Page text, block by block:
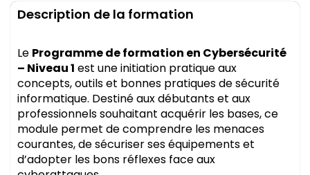
Description de la formation
Le Programme de formation en Cybersécurité
– Niveau 1 est une initiation pratique aux
concepts, outils et bonnes pratiques de sécurité
informatique. Destiné aux débutants et aux
professionnels souhaitant acquérir les bases, ce
module permet de comprendre les menaces
courantes, de sécuriser ses équipements et
d’adopter les bons réflexes face aux